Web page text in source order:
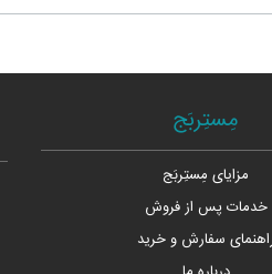
مِستِربَج
مزایای مِستِربَج
خدمات پس از فروش
سفارش و خرید